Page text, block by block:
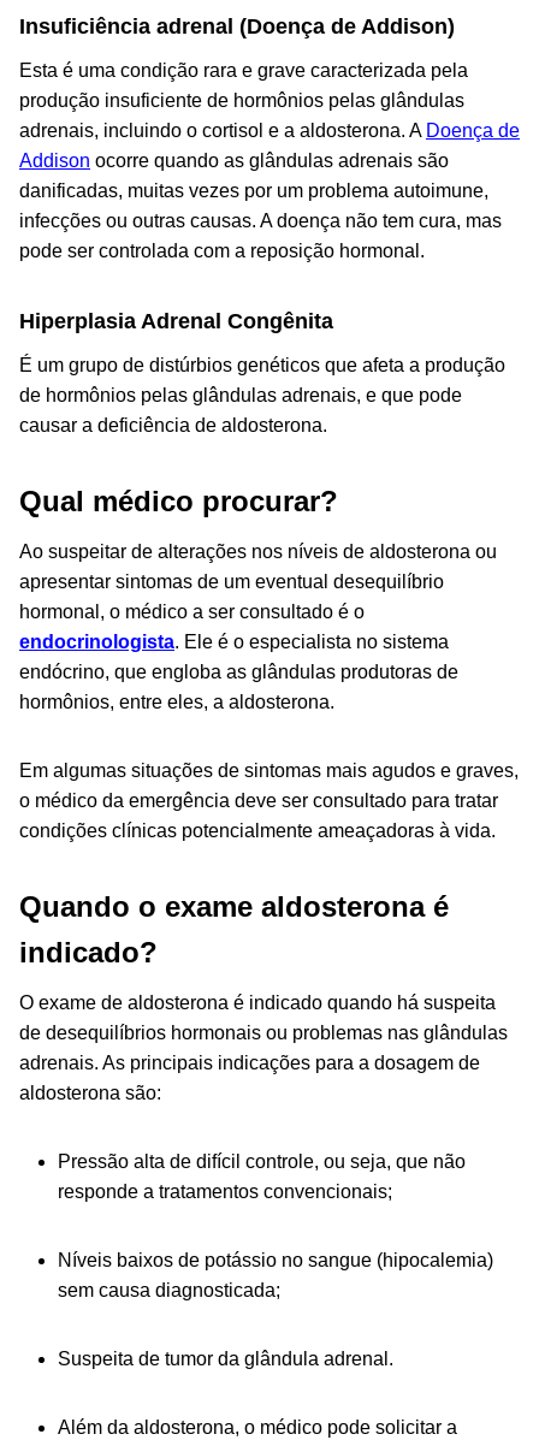
Insuficiência adrenal (Doença de Addison)
Esta é uma condição rara e grave caracterizada pela
produção insuficiente de hormônios pelas glândulas
adrenais, incluindo o cortisol e a aldosterona. A Doença de
Addison ocorre quando as glândulas adrenais são
danificadas, muitas vezes por um problema autoimune,
infecções ou outras causas. A doença não tem cura, mas
pode ser controlada com a reposição hormonal.
Hiperplasia Adrenal Congênita
É um grupo de distúrbios genéticos que afeta a produção
de hormônios pelas glândulas adrenais, e que pode
causar a deficiência de aldosterona.
Qual médico procurar?
Ao suspeitar de alterações nos níveis de aldosterona ou
apresentar sintomas de um eventual desequilíbrio
hormonal, o médico a ser consultado é o
endocrinologista. Ele é o especialista no sistema
endócrino, que engloba as glândulas produtoras de
hormônios, entre eles, a aldosterona.
Em algumas situações de sintomas mais agudos e graves,
o médico da emergência deve ser consultado para tratar
condições clínicas potencialmente ameaçadoras à vida.
Quando o exame aldosterona é
indicado?
O exame de aldosterona é indicado quando há suspeita
de desequilíbrios hormonais ou problemas nas glândulas
adrenais. As principais indicações para a dosagem de
aldosterona são:
Pressão alta de difícil controle, ou seja, que não
responde a tratamentos convencionais;
Níveis baixos de potássio no sangue (hipocalemia)
sem causa diagnosticada;
Suspeita de tumor da glândula adrenal.
Além da aldosterona, o médico pode solicitar a